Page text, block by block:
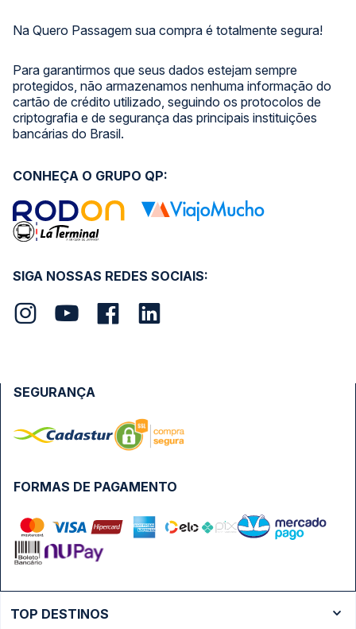
Na Quero Passagem sua compra é totalmente segura!
Para garantirmos que seus dados estejam sempre
protegidos, não armazenamos nenhuma informação do
cartão de crédito utilizado, seguindo os protocolos de
criptografia e de segurança das principais instituições
bancárias do Brasil.
SIGA NOSSAS REDES SOCIAIS:
CONHEÇA O GRUPO QP:
FORMAS DE PAGAMENTO
SEGURANÇA
TOP DESTINOS